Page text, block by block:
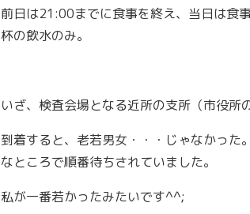
前日は21:00までに食事を終え、当日は食
杯の飲水のみ。
いざ、検査会場となる近所の支所（市役所
到着すると、老若男女・・・じゃなかった
なところで順番待ちされていました。
私が一番若かったみたいです^^;